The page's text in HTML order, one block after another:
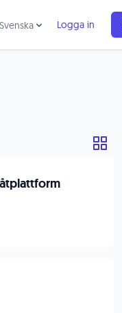
Svenska Logga in